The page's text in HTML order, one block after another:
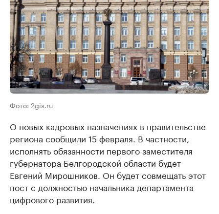
Фото: 2gis.ru
О новых кадровых назначениях в правительстве
региона сообщили 15 февраля. В частности,
исполнять обязанности первого заместителя
губернатора Белгородской области будет
Евгений Мирошников. Он будет совмещать этот
пост с должностью начальника департамента
цифрового развития.